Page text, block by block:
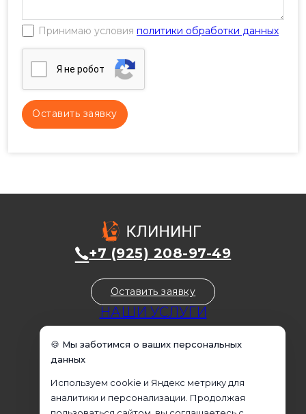
Принимаю условия политики обработки данных
Я нe poбoт
НАШИ УСЛУГИ
Уборка офисов
Домработница
+7 (925) 208-97-49
Оставить заявку
🍪 Мы заботимся о ваших персональных
данных
Используем cookie и Яндекс метрику для
аналитики и персонализации. Продолжая